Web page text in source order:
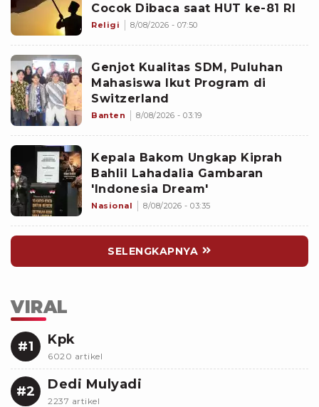
Cocok Dibaca saat HUT ke-81 RI
Religi 8/08/2026 - 07:50
Genjot Kualitas SDM, Puluhan
Mahasiswa Ikut Program di
Switzerland
Banten 8/08/2026 - 03:19
Kepala Bakom Ungkap Kiprah
Bahlil Lahadalia Gambaran
'Indonesia Dream'
Nasional 8/08/2026 - 03:35
SELENGKAPNYA
VIRAL
#1 Kpk
6020 artikel
#2 Dedi Mulyadi
2237 artikel